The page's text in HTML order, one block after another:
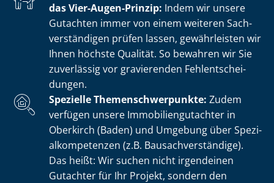
das Vier-Augen-Prinzip: Indem wir unsere
Gutachten immer von einem weiteren Sach­
ver­stän­di­gen prüfen lassen, gewährleisten wir
Ihnen höchste Qualität. So bewahren wir Sie
zuverlässig vor gravierenden Fehl­ent­schei­
dun­gen.
Spezielle The­men­schwer­punk­te: Zudem
verfügen unsere Im­mo­bi­li­en­gut­ach­ter in
Oberkirch (Baden) und Umgebung über Spe­zi­
al­kom­pe­ten­zen (z.B. Bau­sach­ver­stän­di­ge).
Das heißt: Wir suchen nicht irgendeinen
Gutachter für Ihr Projekt, sondern den